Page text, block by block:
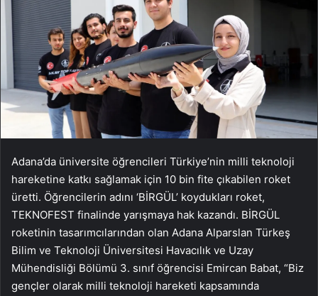
Adana’da üniversite öğrencileri Türkiye’nin milli teknoloji
hareketine katkı sağlamak için 10 bin fite çıkabilen roket
üretti. Öğrencilerin adını ‘BİRGÜL’ koydukları roket,
TEKNOFEST finalinde yarışmaya hak kazandı. BİRGÜL
roketinin tasarımcılarından olan Adana Alparslan Türkeş
Bilim ve Teknoloji Üniversitesi Havacılık ve Uzay
Mühendisliği Bölümü 3. sınıf öğrencisi Emircan Babat, “Biz
gençler olarak milli teknoloji hareketi kapsamında